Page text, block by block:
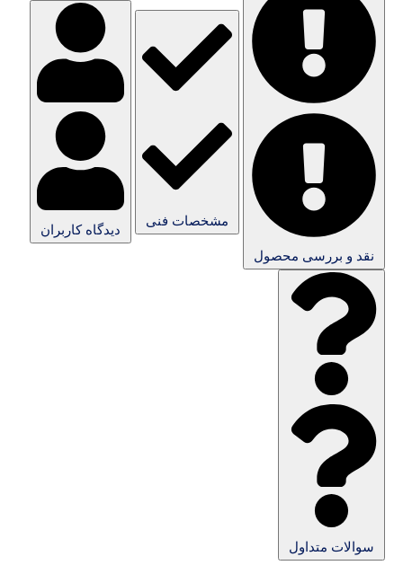
نقد و بررسی محصول
مشخصات فنی
دیدگاه کاربران
سوالات متداول